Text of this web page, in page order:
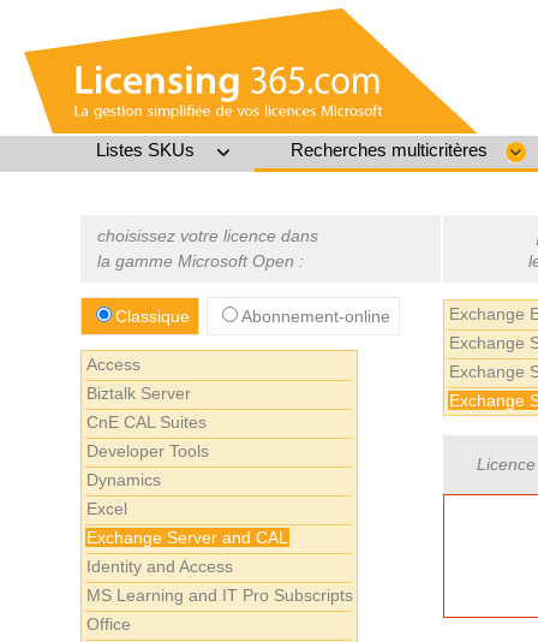
Listes SKUs Recherches multicritères
choisissez votre licence dans
la gamme Microsoft Open :
Classique Abonnement-online
Access
Biztalk Server
CnE CAL Suites
Developer Tools
Dynamics
Excel
Exchange Server and CAL
Identity and Access
MS Learning and IT Pro Subscripts
Office
Exchange
Exchange
Exchange
Exchange